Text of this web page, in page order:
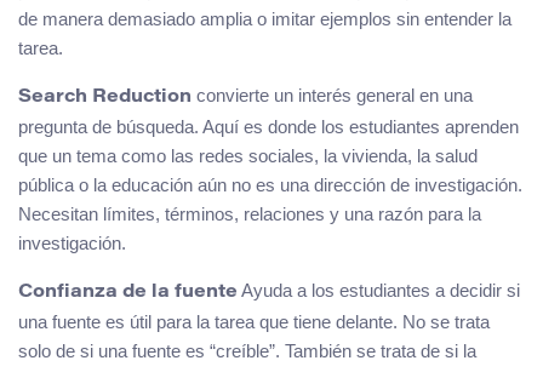
de manera demasiado amplia o imitar ejemplos sin entender la
tarea.
Search Reduction convierte un interés general en una
pregunta de búsqueda. Aquí es donde los estudiantes aprenden
que un tema como las redes sociales, la vivienda, la salud
pública o la educación aún no es una dirección de investigación.
Necesitan límites, términos, relaciones y una razón para la
investigación.
Confianza de la fuente Ayuda a los estudiantes a decidir si
una fuente es útil para la tarea que tiene delante. No se trata
solo de si una fuente es “creíble”. También se trata de si la